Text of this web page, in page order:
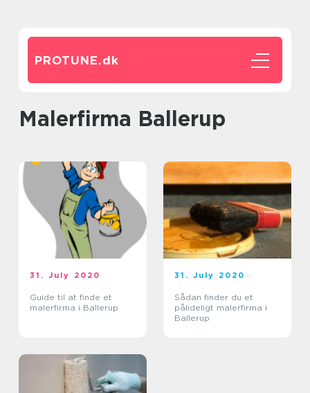
PROTUNE.dk
Malerfirma Ballerup
31. July 2020
Guide til at finde et
malerfirma i Ballerup
31. July 2020
Sådan finder du et
pålideligt malerfirma i
Ballerup